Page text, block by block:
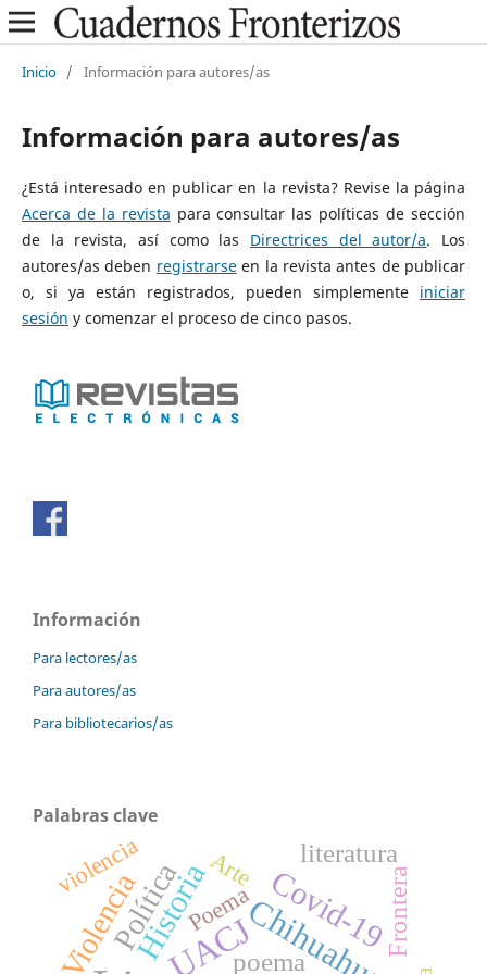
Inicio / Información para autores/as
Información para autores/as
¿Está interesado en publicar en la revista? Revise la página
Acerca de la revista para consultar las políticas de sección
de la revista, así como las Directrices del autor/a. Los
autores/as deben registrarseen la revista antes de publicar
o, si ya están registrados, pueden simplemente iniciar
sesión y comenzar el proceso de cinco pasos.
Información
Para lectores/as
Para autores/as
Para bibliotecarios/as
Palabras clave
UACJChihuahua
Historia Covid-19
ViolenciaPolítica
poema
Frontera
literatura
Poema
Arte
violencia